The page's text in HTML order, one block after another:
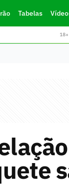
Tabelas